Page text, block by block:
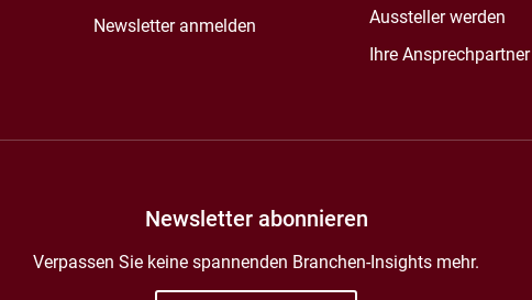
Newsletter anmelden
Aussteller werden
Ihre Ansprechpartner
Newsletter abonnieren
Verpassen Sie keine spannenden Branchen-Insights mehr.